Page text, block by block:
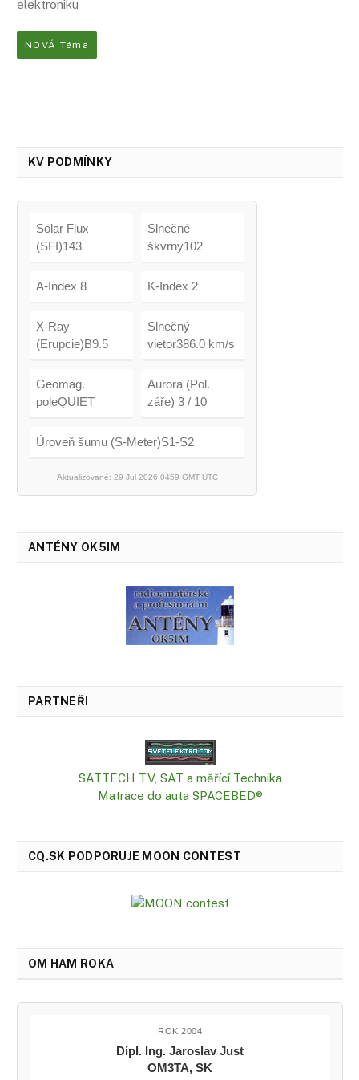
elektroniku
NOVÁ Téma
KV PODMÍNKY
Solar Flux
(SFI)143
Slnečné
škvrny102
A-Index 8 K-Index 2
X-Ray
(Erupcie)B9.5
Slnečný
vietor386.0 km/s
Geomag.
poleQUIET
Aurora (Pol.
záře) 3 / 10
Úroveň šumu (S-Meter)S1-S2
Aktualizované: 29 Jul 2026 0459 GMT UTC
ANTÉNY OK5IM
PARTNEŘI
SATTECH TV, SAT a měřící Technika
Matrace do auta SPACEBED®
CQ.SK PODPORUJE MOON CONTEST
OM HAM ROKA
ROK 2004
Dipl. Ing. Jaroslav Just
OM3TA, SK